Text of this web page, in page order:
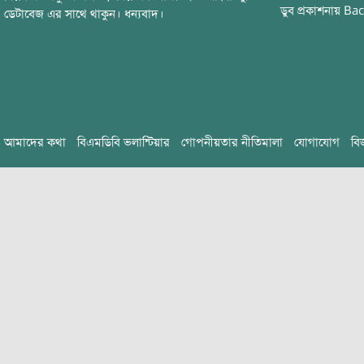
ডেটাবেজ এর সাথে থাকুন। ধন্যবাদ।
ডুব প্রকাশনায়
আমাদের কথা বিএমডিবি ভলান্টিয়ার গোপনীয়তার নীতিমালা যোগাযোগ